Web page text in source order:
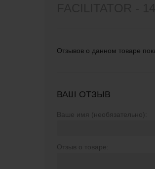
Отзывов о данном товаре
ВАШ ОТЗЫВ
Ваше имя (необязательно):
Отзыв о товаре: